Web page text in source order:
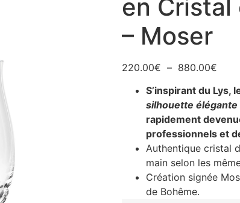
en Cristal
– Moser
220.00€ – 880.00€
S’inspirant du Lys,
silhouette élégante
rapidement
professionnels et
Authentique cristal
main selon les
Création signée
de Bohême.